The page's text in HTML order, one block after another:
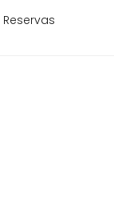
Reservas